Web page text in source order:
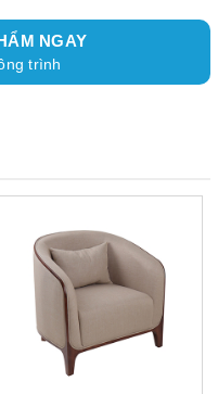
NGAY
trình